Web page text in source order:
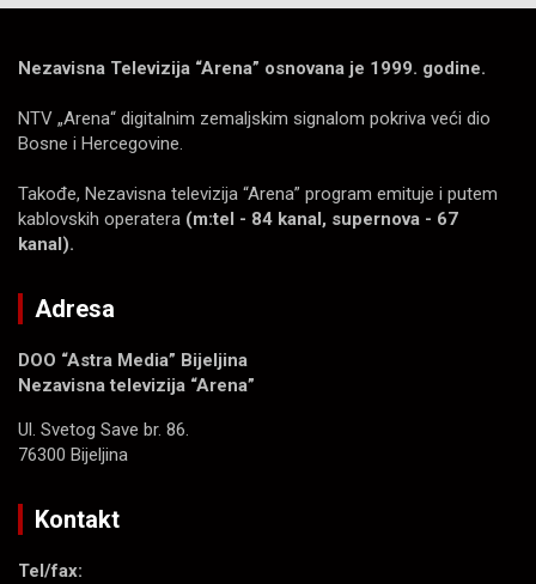
Nezavisna Televizija “Arena” osnovana je 1999. godine.
NTV „Arena“ digitalnim zemaljskim signalom pokriva veći dio
Bosne i Hercegovine.
Takođe, Nezavisna televizija “Arena” program emituje i putem
kablovskih operatera (m:tel - 84 kanal, supernova - 67
kanal).
Adresa
DOO “Astra Media” Bijeljina
Nezavisna televizija “Arena”
Ul. Svetog Save br. 86.
76300 Bijeljina
Kontakt
Tel/fax: